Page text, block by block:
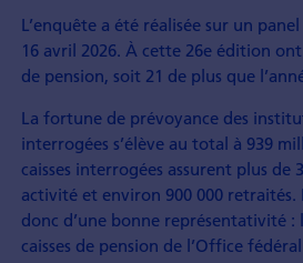
L’enquête a été réalisée sur un
16 avril 2026. À cette 26e édition
de pension, soit 21 de plus que
La fortune de prévoyance des
interrogées s’élève au total à 939
caisses interrogées assurent plus de
activité et environ 900 000 retraités.
donc d’une bonne représentativité :
caisses de pension de l’Office